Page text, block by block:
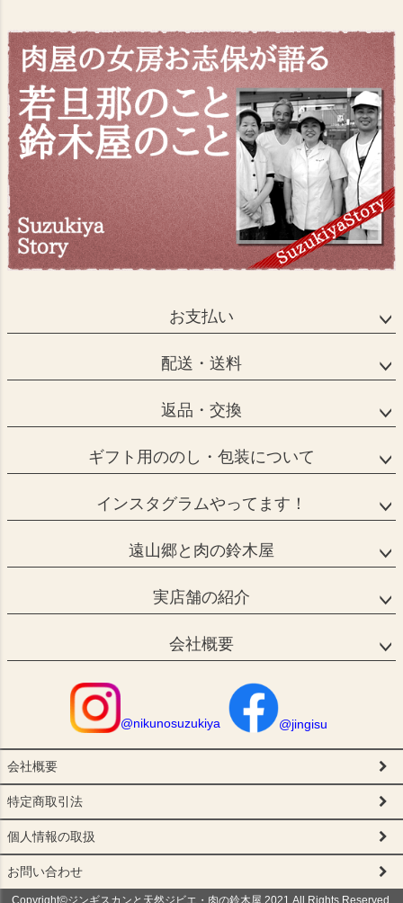
お支払い
配送・送料
返品・交換
ギフト用ののし・包装について
インスタグラムやってます！
遠山郷と肉の鈴木屋
実店舗の紹介
会社概要
会社概要
特定商取引法
個人情報の取扱
お問い合わせ
@nikunosuzukiya @jingisu
Copyright©ジンギスカンと天然ジビエ・肉の鈴木屋,2021 All Rights Reserved.